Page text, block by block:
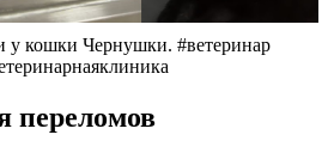
у кошки Чернушки. #ветеринар
переломов